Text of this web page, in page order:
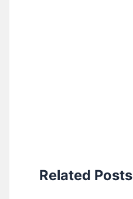
Related Posts